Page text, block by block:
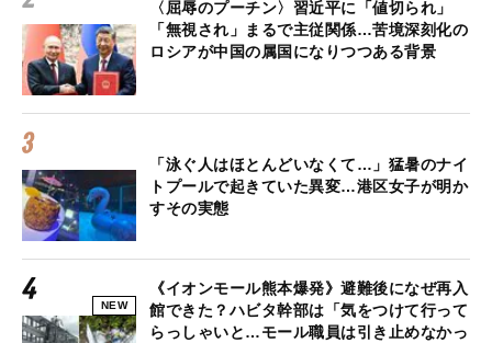
〈屈辱のプーチン〉習近平に「値切られ」
「無視され」まるで主従関係…苦境深刻化の
ロシアが中国の属国になりつつある背景
「泳ぐ人はほとんどいなくて…」猛暑のナイ
トプールで起きていた異変…港区女子が明か
すその実態
NEW
《イオンモール熊本爆発》避難後になぜ再入
館できた？ハビタ幹部は「気をつけて行って
らっしゃいと…モール職員は引き止めなかっ